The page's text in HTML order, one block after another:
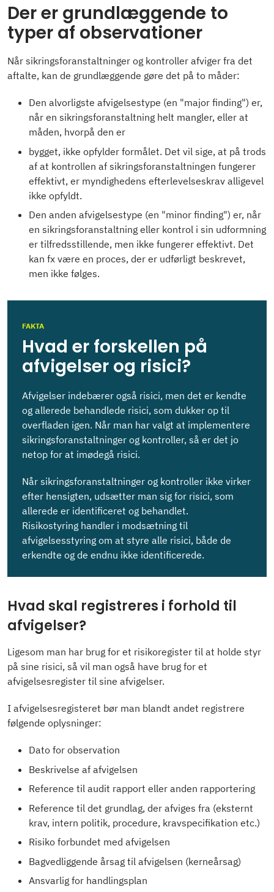
Der er grundlæggende to
typer af observationer
Når sikringsforanstaltninger og kontroller afviger fra det
aftalte, kan de grundlæggende gøre det på to måder:
Den alvorligste afvigelsestype (en "major finding") er,
når en sikringsforanstaltning helt mangler, eller at
måden, hvorpå den er
bygget, ikke opfylder formålet. Det vil sige, at på trods
af at kontrollen af sikringsforanstaltningen fungerer
effektivt, er myndighedens efterlevelseskrav alligevel
ikke opfyldt.
Den anden afvigelsestype (en "minor finding") er, når
en sikringsforanstaltning eller kontrol i sin udformning
er tilfredsstillende, men ikke fungerer effektivt. Det
kan fx være en proces, der er udførligt beskrevet,
men ikke følges.
FAKTA
Hvad er forskellen på
afvigelser og risici?
Afvigelser indebærer også risici, men det er kendte
og allerede behandlede risici, som dukker op til
overfladen igen. Når man har valgt at implementere
sikringsforanstaltninger og kontroller, så er det jo
netop for at imødegå risici.
Når sikringsforanstaltninger og kontroller ikke virker
efter hensigten, udsætter man sig for risici, som
allerede er identificeret og behandlet.
Risikostyring handler i modsætning til
afvigelsesstyring om at styre alle risici, både de
erkendte og de endnu ikke identificerede.
Hvad skal registreres i forhold til
afvigelser?
Ligesom man har brug for et risikoregister til at holde styr
på sine risici, så vil man også have brug for et
afvigelsesregister til sine afvigelser.
I afvigelsesregisteret bør man blandt andet registrere
følgende oplysninger:
Dato for observation
Beskrivelse af afvigelsen
Reference til audit rapport eller anden rapportering
Reference til det grundlag, der afviges fra (eksternt
krav, intern politik, procedure, kravspecifikation etc.)
Risiko forbundet med afvigelsen
Bagvedliggende årsag til afvigelsen (kerneårsag)
Ansvarlig for handlingsplan